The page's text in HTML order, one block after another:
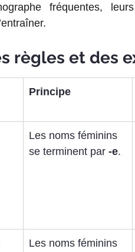
fréquentes,
règles et des
Principe
Les noms féminins
se terminent par -e.
Les noms féminins